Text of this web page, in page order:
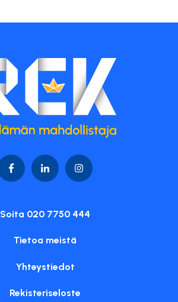
Soita 020 7750 444
Tietoa meistä
Yhteystiedot
Rekisteriseloste